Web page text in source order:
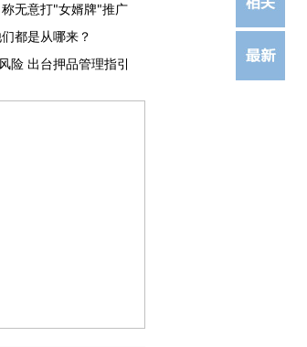
无意打"女婿牌"推广
都是从哪来？
险 出台押品管理指引